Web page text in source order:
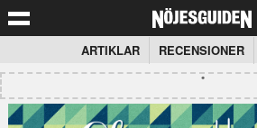
ARTIKLAR RECENSIONER